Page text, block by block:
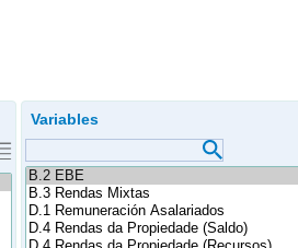
Variables